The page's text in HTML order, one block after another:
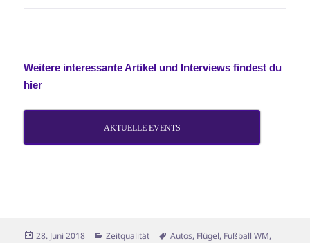
Weitere interessante Artikel und Interviews findest du
hier
AKTUELLE EVENTS
Veröffentlicht
28. Juni 2018 Kategorien
Zeitqualität Schlagwörter
Autos, Flügel, Fußball WM,